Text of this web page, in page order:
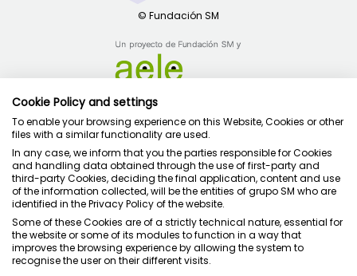
Política de privacidad
Condiciones de uso
Política de cookies
Juntos cuidamos la educación
Cookie Policy and settings
To enable your browsing experience on this Website, Cookies or other
files with a similar functionality are used.
In any case, we inform that you the parties responsible for Cookies
and handling data obtained through the use of first-party and
third-party Cookies, deciding the final application, content and use
of the information collected, will be the entities of grupo SM who are
identified in the Privacy Policy of the website.
Some of these Cookies are of a strictly technical nature, essential for
the website or some of its modules to function in a way that
improves the browsing experience by allowing the system to
recognise the user on their different visits.